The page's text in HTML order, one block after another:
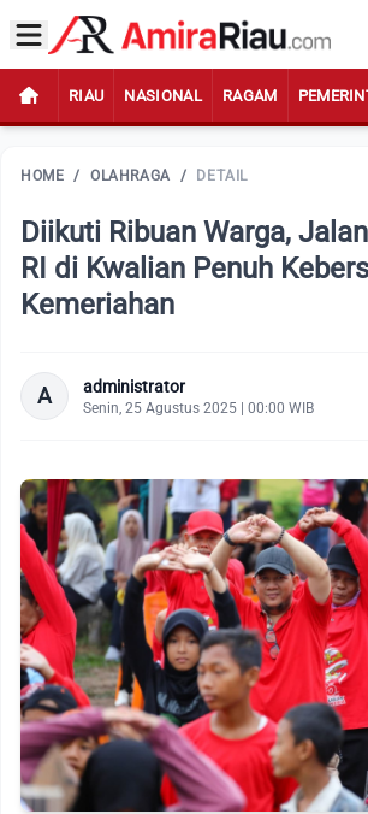
RIAU NASIONAL RAGAM
HOME / OLAHRAGA / DETAIL
Diikuti Ribuan Warga,
RI di Kwalian Penuh
Kemeriahan
A administrator
Senin, 25 Agustus 2025 | 00:00 WIB